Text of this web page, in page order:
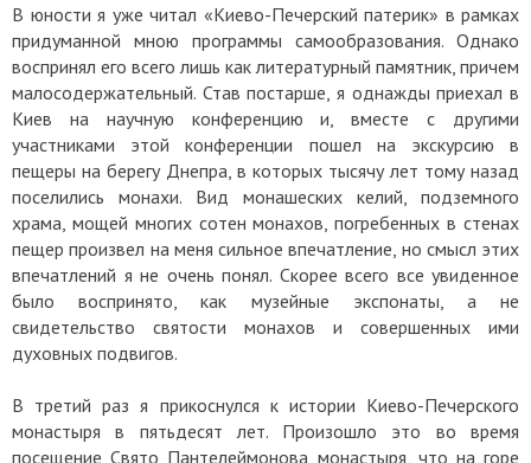
В юности я уже читал «Киево-Печерский патерик» в рамках
придуманной мною программы самообразования. Однако
воспринял его всего лишь как литературный памятник, причем
малосодержательный. Став постарше, я однажды приехал в
Киев на научную конференцию и, вместе с другими
участниками этой конференции пошел на экскурсию в
пещеры на берегу Днепра, в которых тысячу лет тому назад
поселились монахи. Вид монашеских келий, подземного
храма, мощей многих сотен монахов, погребенных в стенах
пещер произвел на меня сильное впечатление, но смысл этих
впечатлений я не очень понял. Скорее всего все увиденное
было воспринято, как музейные экспонаты, а не
свидетельство святости монахов и совершенных ими
духовных подвигов.
В третий раз я прикоснулся к истории Киево-Печерского
монастыря в пятьдесят лет. Произошло это во время
посещение Свято Пантелеймонова монастыря, что на горе